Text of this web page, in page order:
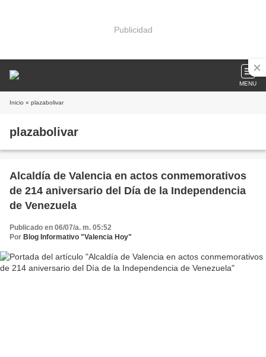
Publicidad
MENU
Inicio » plazabolivar
plazabolivar
Alcaldía de Valencia en actos conmemorativos
de 214 aniversario del Día de la Independencia
de Venezuela
Publicado en 06/07/a. m. 05:52
Por Blog Informativo "Valencia Hoy"